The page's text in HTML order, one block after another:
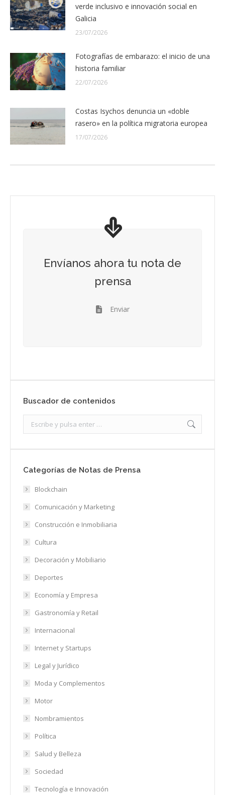
verde inclusivo e innovación social en
Galicia
23/07/2026
Fotografías de embarazo: el inicio de una
historia familiar
22/07/2026
Costas Isychos denuncia un «doble
rasero» en la política migratoria europea
17/07/2026
Envíanos ahora tu nota de
prensa
Enviar
Buscador de contenidos
Categorías de Notas de Prensa
Blockchain
Comunicación y Marketing
Construcción e Inmobiliaria
Cultura
Decoración y Mobiliario
Deportes
Economía y Empresa
Gastronomía y Retail
Internacional
Internet y Startups
Legal y Jurídico
Moda y Complementos
Motor
Nombramientos
Política
Salud y Belleza
Sociedad
Tecnología e Innovación